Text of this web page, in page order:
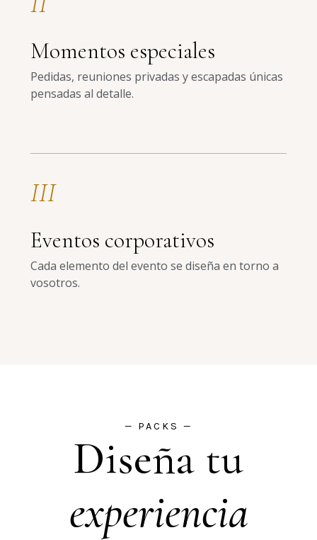
Momentos especiales
Pedidas, reuniones privadas y escapadas únicas
pensadas al detalle.
III
Eventos corporativos
Cada elemento del evento se diseña en torno a
vosotros.
— PACKS —
Diseña tu
experiencia